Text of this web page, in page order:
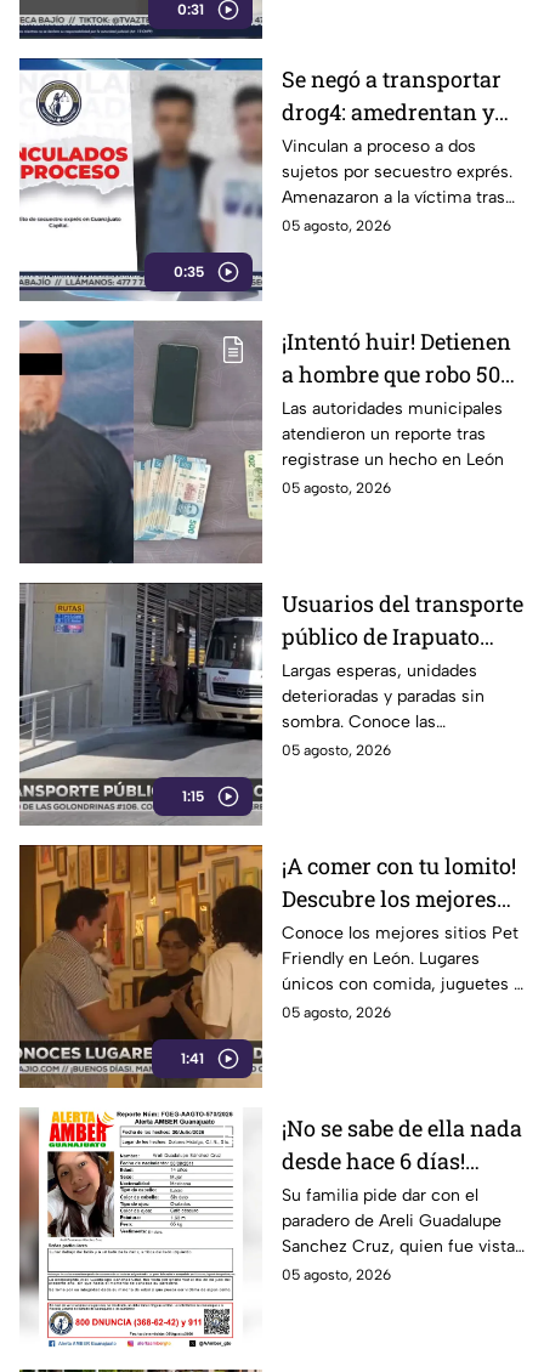
0:31
0:35
Se negó a transportar
drog4: amedrentan y
secuestran a víctim4;
hay dos detenidos
Vinculan a proceso a dos
sujetos por secuestro exprés.
Amenazaron a la víctima tras
negarse a trasladar droga.
05 agosto, 2026
¡Intentó huir! Detienen
a hombre que robo 50
mil pesos en León; así
sucedió
Las autoridades municipales
atendieron un reporte tras
registrase un hecho en León
05 agosto, 2026
1:15
Usuarios del transporte
público de Irapuato
exigen supervisión a
operadores y
mantenimiento de
unidades
Largas esperas, unidades
deterioradas y paradas sin
sombra. Conoce las
constantes quejas de los
05 agosto, 2026
1:41
¡A comer con tu lomito!
Descubre los mejores
lugares Pet Friendly en
León
Conoce los mejores sitios Pet
Friendly en León. Lugares
únicos con comida, juguetes y
el mejor ambiente para
05 agosto, 2026
¡No se sabe de ella nada
desde hace 6 días!
Buscan a Areli
Guadalupe Sanchez
Cruz, desaparecida en
Guanajuato
Su familia pide dar con el
paradero de Areli Guadalupe
Sanchez Cruz, quien fue vista
por última vez el 30 de julio.
05 agosto, 2026